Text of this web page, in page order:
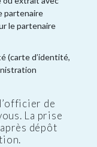
partenaire
le partenaire
(carte d’identité,
de
La prise
dépôt